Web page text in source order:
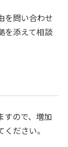
を問い合わせ
を添えて相談
すので、増加
ださい。